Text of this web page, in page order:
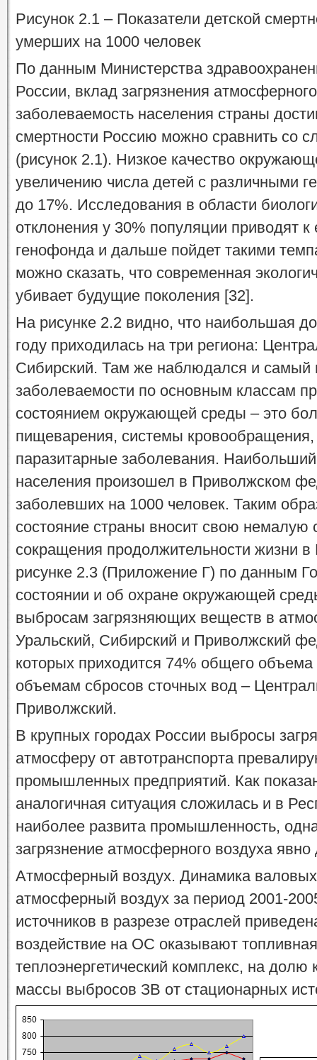
Рисунок 2.1 – Показатели детской
умерших на 1000 человек
По данным Министерства
России, вклад загрязнения
заболеваемость населения страны
смертности Россию можно сравнить со
(рисунок 2.1). Низкое качество
увеличению числа детей с различными
до 17%. Исследования в области
отклонения у 30% популяции приводят
генофонда и дальше пойдет такими
можно сказать, что современная
убивает будущие поколения [32].
На рисунке 2.2 видно, что наибольшая
году приходилась на три региона:
Сибирский. Там же наблюдался и самый
заболеваемости по основным классам
состоянием окружающей среды – это
пищеварения, системы
паразитарные заболевания.
населения произошел в Приволжском
заболевших на 1000 человек. Таким
состояние страны вносит свою немалую
сокращения продолжительности жизни в
рисунке 2.3 (Приложение Г) по данным
состоянии и об охране окружающей
выбросам загрязняющих веществ в
Уральский, Сибирский и Приволжский
которых приходится 74% общего
объемам сбросов сточных вод –
Приволжский.
В крупных городах России выбросы
атмосферу от автотранспорта
промышленных предприятий. Как
аналогичная ситуация сложилась и в
наиболее развита промышленность,
загрязнение атмосферного воздуха
Атмосферный воздух. Динамика
атмосферный воздух за период 2001-
источников в разрезе отраслей
воздействие на ОС оказывают
теплоэнергетический комплекс, на долю
массы выбросов ЗВ от стационарных